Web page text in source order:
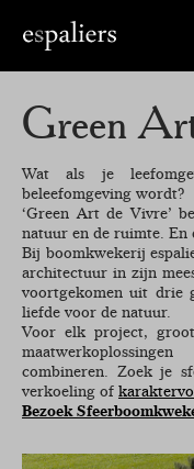
Green
Wat als je
beleefomgeving wordt?
‘Green Art de Vivre’
natuur en de ruimte. En
Bij boomkwekerij
architectuur in zijn
voortgekomen uit drie
liefde voor de natuur.
Voor elk project,
combineren. Zoek je
verkoeling of
Bezoek